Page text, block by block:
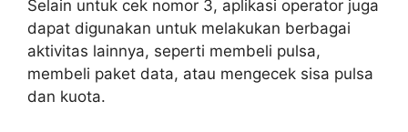
Selain untuk cek nomor 3, aplikasi operator juga
dapat digunakan untuk melakukan berbagai
aktivitas lainnya, seperti membeli pulsa,
membeli paket data, atau mengecek sisa pulsa
dan kuota.